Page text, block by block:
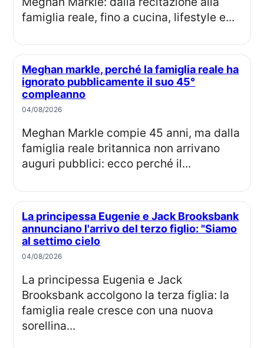
famiglia reale, fino a cucina, lifestyle e...
Meghan markle, perché la famiglia reale ha
ignorato pubblicamente il suo 45°
compleanno
04/08/2026
Meghan Markle compie 45 anni, ma dalla
famiglia reale britannica non arrivano
auguri pubblici: ecco perché il...
La principessa Eugenie e Jack Brooksbank
annunciano l'arrivo del terzo figlio: "Siamo
al settimo cielo
04/08/2026
La principessa Eugenia e Jack
Brooksbank accolgono la terza figlia: la
famiglia reale cresce con una nuova
sorellina...